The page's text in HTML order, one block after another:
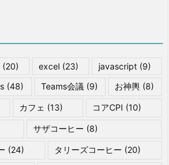
(20) excel (23) javascript (9)
(48) Teams会議 (9) お神輿(8)
カフェ (13) コアCPI (10)
サザコーヒー (8)
(24) タリーズコーヒー (20)